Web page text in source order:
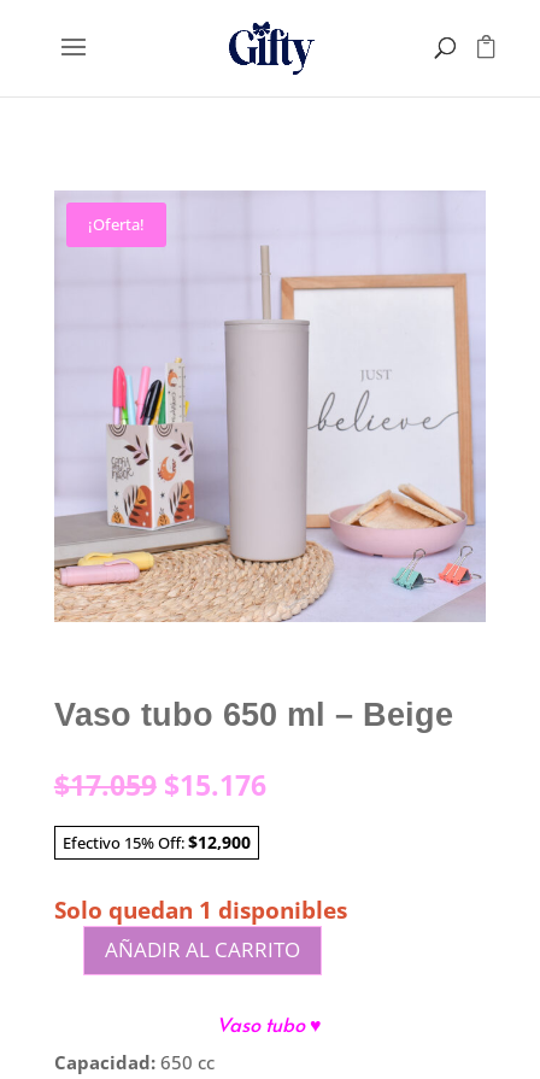
¡Oferta!
Vaso tubo 650 ml – Beige
$17.059 El
precio
original
era:
$15.176El
Efectivo 15% Off:$12,900
Solo quedan 1 disponibles
ml
AÑADIR AL CARRITO
Vaso tubo♥
Capacidad:650 cc